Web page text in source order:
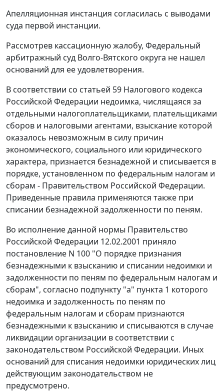
Апелляционная инстанция согласилась с выводами
суда первой инстанции.
Рассмотрев кассационную жалобу, Федеральный
арбитражный суд Волго-Вятского округа не нашел
оснований для ее удовлетворения.
В соответствии со статьей 59 Налогового кодекса
Российской Федерации недоимка, числящаяся за
отдельными налогоплательщиками, плательщиками
сборов и налоговыми агентами, взыскание которой
оказалось невозможным в силу причин
экономического, социального или юридического
характера, признается безнадежной и списывается в
порядке, установленном по федеральным налогам и
сборам - Правительством Российской Федерации.
Приведенные правила применяются также при
списании безнадежной задолженности по пеням.
Во исполнение данной нормы Правительство
Российской Федерации 12.02.2001 приняло
постановление N 100 "О порядке признания
безнадежными к взысканию и списании недоимки и
задолженности по пеням по федеральным налогам и
сборам", согласно подпункту "а" пункта 1 которого
недоимка и задолженность по пеням по
федеральным налогам и сборам признаются
безнадежными к взысканию и списываются в случае
ликвидации организации в соответствии с
законодательством Российской Федерации. Иных
оснований для списания недоимки юридических лиц
действующим законодательством не
предусмотрено.